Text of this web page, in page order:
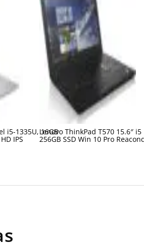
i5-1335U, 16GB
IPS
Lenovo ThinkPad T570 15.6″ i5
256GB SSD Win 10 Pro